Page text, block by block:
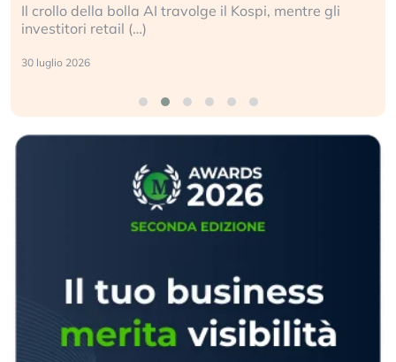
Il crollo della bolla AI travolge il Kospi, mentre gli
investitori retail (…)
30 luglio 2026